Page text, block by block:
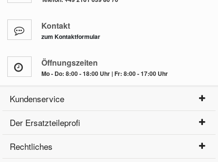
Kontakt
zum Kontaktformular
Öffnungszeiten
Mo - Do: 8:00 - 18:00 Uhr | Fr: 8:00 - 17:00 Uhr
Kundenservice
Der Ersatzteileprofi
Rechtliches